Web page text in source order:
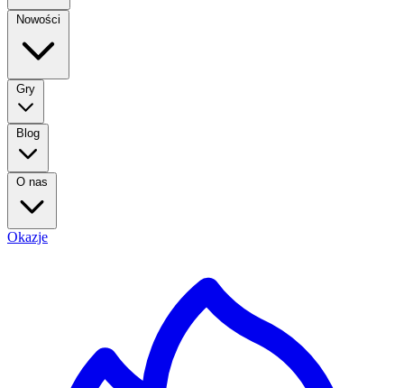
Nowości
Gry
Blog
O nas
Okazje